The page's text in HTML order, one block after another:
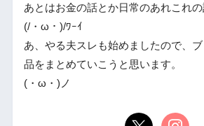
あとはお金の話とか日常のあれこれ
(/・ω・)/ﾜｰｲ
あ、やる夫スレも始めましたので、
品をまとめていこうと思います。
(・ω・)ノ